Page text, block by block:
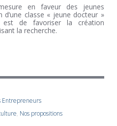
en faveur des jeunes
classe « jeune docteur »
est de favoriser la création
la recherche.
Entrepreneurs
, Nos propositions